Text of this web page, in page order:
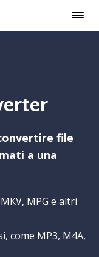
file
a una
MPG e altri
come MP3, M4A,